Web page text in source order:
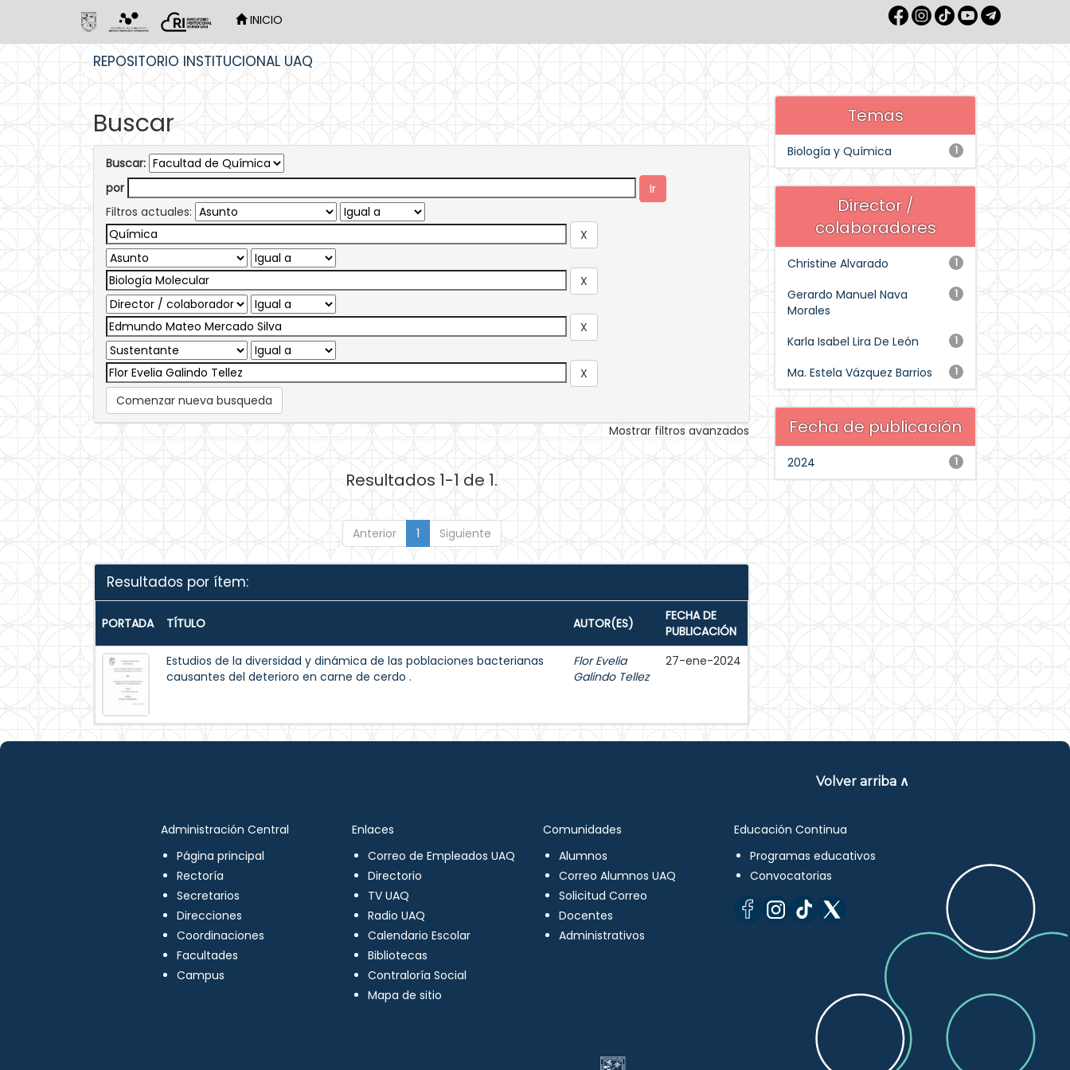
INICIO
REPOSITORIO INSTITUCIONAL UAQ
Buscar
Buscar:
por
Filtros actuales:
Comenzar nueva busqueda
Mostrar filtros avanzados
Resultados 1-1 de 1.
Anterior 1 Siguiente
Resultados por ítem:
PORTADA TÍTULO AUTOR(ES)
FECHA DE
PUBLICACIÓN
Estudios de la diversidad y dinámica de las poblaciones bacterianas
causantes del deterioro en carne de cerdo .
Flor Evelia
Galindo Tellez
27-ene-2024
Temas
1
Biología y Química
Director /
colaboradores
1
Christine Alvarado
1
Gerardo Manuel Nava
Morales
1
Karla Isabel Lira De León
1
Ma. Estela Vázquez Barrios
Fecha de publicación
1
2024
Volver arriba ∧
Administración Central
Página principal
Rectoría
Secretarios
Direcciones
Coordinaciones
Facultades
Campus
Enlaces
Correo de Empleados UAQ
Directorio
TV UAQ
Radio UAQ
Calendario Escolar
Bibliotecas
Contraloría Social
Mapa de sitio
Comunidades
Alumnos
Correo Alumnos UAQ
Solicitud Correo
Docentes
Administrativos
Educación Continua
Programas educativos
Convocatorias